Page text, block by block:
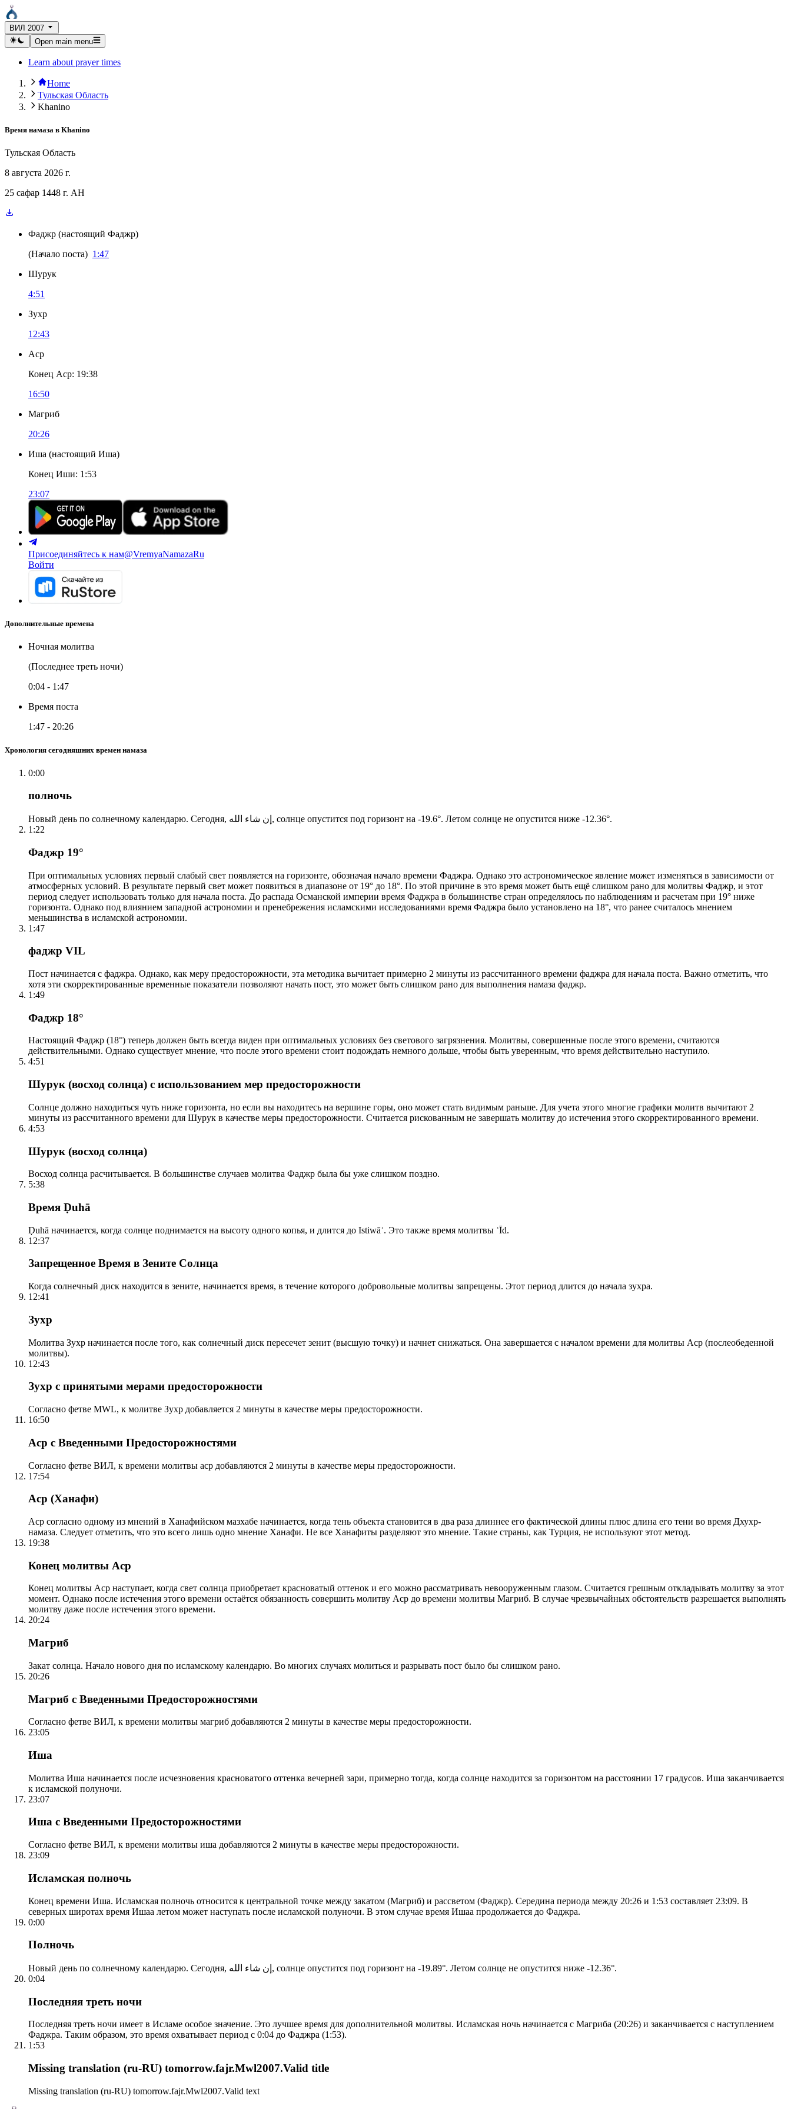
ВИЛ 2007
Open main menu
Learn about prayer times
Home
Тульская Область
Khanino
Время намаза в Khanino
Тульская Область
8 августа 2026 г.
25 сафар 1448 г. AH
Фаджр (настоящий Фаджр)
(Начало поста) 1:47
Шурук
4:51
Зухр
12:43
Аср
Конец Аср: 19:38
16:50
Магриб
20:26
Иша (настоящий Иша)
Конец Иши: 1:53
23:07
Присоединяйтесь к нам@VremyaNamazaRu
Войти
Дополнительные времена
Ночная молитва
(Последнее треть ночи)
0:04 - 1:47
Время поста
1:47 - 20:26
Хронология сегодняшних времен намаза
0:00
полночь
Новый день по солнечному календарю. Сегодня, إن شاء الله, солнце опустится под горизонт на -19.6°. Летом солнце не опустится ниже -12.36°.
1:22
Фаджр 19°
При оптимальных условиях первый слабый свет появляется на горизонте, обозначая начало времени Фаджра. Однако это астрономическое явление может изменяться в зависимости от
атмосферных условий. В результате первый свет может появиться в диапазоне от 19° до 18°. По этой причине в это время может быть ещё слишком рано для молитвы Фаджр, и этот
период следует использовать только для начала поста. До распада Османской империи время Фаджра в большинстве стран определялось по наблюдениям и расчетам при 19° ниже
горизонта. Однако под влиянием западной астрономии и пренебрежения исламскими исследованиями время Фаджра было установлено на 18°, что ранее считалось мнением
меньшинства в исламской астрономии.
1:47
фаджр VIL
Пост начинается с фаджра. Однако, как меру предосторожности, эта методика вычитает примерно 2 минуты из рассчитанного времени фаджра для начала поста. Важно отметить, что
хотя эти скорректированные временные показатели позволяют начать пост, это может быть слишком рано для выполнения намаза фаджр.
1:49
Фаджр 18°
Настоящий Фаджр (18°) теперь должен быть всегда виден при оптимальных условиях без светового загрязнения. Молитвы, совершенные после этого времени, считаются
действительными. Однако существует мнение, что после этого времени стоит подождать немного дольше, чтобы быть уверенным, что время действительно наступило.
4:51
Шурук (восход солнца) с использованием мер предосторожности
Солнце должно находиться чуть ниже горизонта, но если вы находитесь на вершине горы, оно может стать видимым раньше. Для учета этого многие графики молитв вычитают 2
минуты из рассчитанного времени для Шурук в качестве меры предосторожности. Считается рискованным не завершать молитву до истечения этого скорректированного времени.
4:53
Шурук (восход солнца)
Восход солнца расчитывается. В большинстве случаев молитва Фаджр была бы уже слишком поздно.
5:38
Время Ḍuhā
Ḍuhā начинается, когда солнце поднимается на высоту одного копья, и длится до Istiwāʾ. Это также время молитвы ʿĪd.
12:37
Запрещенное Время в Зените Солнца
Когда солнечный диск находится в зените, начинается время, в течение которого добровольные молитвы запрещены. Этот период длится до начала зухра.
12:41
Зухр
Молитва Зухр начинается после того, как солнечный диск пересечет зенит (высшую точку) и начнет снижаться. Она завершается с началом времени для молитвы Аср (послеобеденной
молитвы).
12:43
Зухр с принятыми мерами предосторожности
Согласно фетве MWL, к молитве Зухр добавляется 2 минуты в качестве меры предосторожности.
16:50
Аср с Введенными Предосторожностями
Согласно фетве ВИЛ, к времени молитвы аср добавляются 2 минуты в качестве меры предосторожности.
17:54
Аср (Ханафи)
Аср согласно одному из мнений в Ханафийском мазхабе начинается, когда тень объекта становится в два раза длиннее его фактической длины плюс длина его тени во время Дхухр-
намаза. Следует отметить, что это всего лишь одно мнение Ханафи. Не все Ханафиты разделяют это мнение. Такие страны, как Турция, не используют этот метод.
19:38
Конец молитвы Аср
Конец молитвы Аср наступает, когда свет солнца приобретает красноватый оттенок и его можно рассматривать невооруженным глазом. Считается грешным откладывать молитву за этот
момент. Однако после истечения этого времени остаётся обязанность совершить молитву Аср до времени молитвы Магриб. В случае чрезвычайных обстоятельств разрешается выполнять
молитву даже после истечения этого времени.
20:24
Магриб
Закат солнца. Начало нового дня по исламскому календарю. Во многих случаях молиться и разрывать пост было бы слишком рано.
20:26
Магриб с Введенными Предосторожностями
Согласно фетве ВИЛ, к времени молитвы магриб добавляются 2 минуты в качестве меры предосторожности.
23:05
Иша
Молитва Иша начинается после исчезновения красноватого оттенка вечерней зари, примерно тогда, когда солнце находится за горизонтом на расстоянии 17 градусов. Иша заканчивается
к исламской полуночи.
23:07
Иша с Введенными Предосторожностями
Согласно фетве ВИЛ, к времени молитвы иша добавляются 2 минуты в качестве меры предосторожности.
23:09
Исламская полночь
Конец времени Иша. Исламская полночь относится к центральной точке между закатом (Магриб) и рассветом (Фаджр). Середина периода между 20:26 и 1:53 составляет 23:09. В
северных широтах время Ишаа летом может наступать после исламской полуночи. В этом случае время Ишаа продолжается до Фаджра.
0:00
Полночь
Новый день по солнечному календарю. Сегодня, إن شاء الله, солнце опустится под горизонт на -19.89°. Летом солнце не опустится ниже -12.36°.
0:04
Последняя треть ночи
Последняя треть ночи имеет в Исламе особое значение. Это лучшее время для дополнительной молитвы. Исламская ночь начинается с Магриба (20:26) и заканчивается с наступлением
Фаджра. Таким образом, это время охватывает период с 0:04 до Фаджра (1:53).
1:53
Missing translation (ru-RU) tomorrow.fajr.Mwl2007.Valid title
Missing translation (ru-RU) tomorrow.fajr.Mwl2007.Valid text